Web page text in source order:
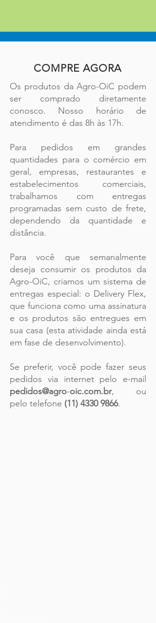
COMPRE AGORA
Os produtos da Agro-OiC podem
ser comprado diretamente
conosco. Nosso horário de
atendimento é das 8h às 17h.
Para pedidos em grandes
quantidades para o comércio em
geral, empresas, restaurantes e
estabelecimentos comerciais,
trabalhamos com entregas
programadas sem custo de frete,
dependendo da quantidade e
distância.
Para você que semanalmente
deseja consumir os produtos da
Agro-OiC, criamos um sistema de
entregas especial: o Delivery Flex,
que funciona como uma assinatura
e os produtos são entregues em
sua casa (esta atividade ainda está
em fase de desenvolvimento).
Se preferir, você pode fazer seus
pedidos via internet pelo e-mail
pedidos@agro-oic.com.br, ou
pelo telefone (11) 4330 9866.